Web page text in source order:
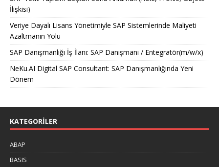
İlişkisi)
Veriye Dayalı Lisans Yönetimiyle SAP Sistemlerinde Maliyeti
Azaltmanın Yolu
SAP Danışmanlığı İş İlanı: SAP Danışmanı / Entegratör(m/w/x)
NeKu.AI Digital SAP Consultant: SAP Danışmanlığında Yeni
Dönem
KATEGORILER
ABAP
BASIS